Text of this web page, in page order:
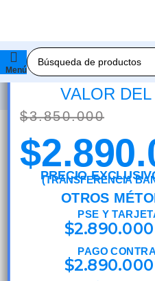
Menú ★ 💸 COMPRA A
RAM DDR5 +
21.5P IPS
VALOR
$3.850.000
$
PRECIO
(TRANSFERENCIA
OTROS
$2.890.000
PSE Y
$2.890.000
PAGO